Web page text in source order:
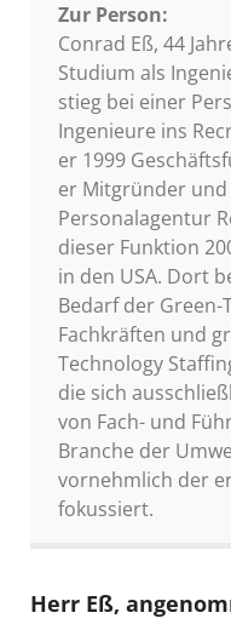
Zur Person:
Conrad Eß, 44
Studium als
stieg bei einer
Ingenieure ins
er 1999
er Mitgründer
Personalagentur
dieser Funktion
in den USA. Dort
Bedarf der
Fachkräften und
Technology
die sich
von Fach- und
Branche der
vornehmlich der
fokussiert.
Herr Eß,